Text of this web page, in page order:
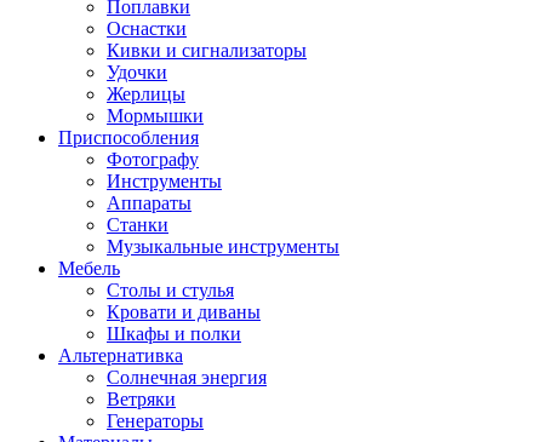
Поплавки
Оснастки
Кивки и сигнализаторы
Удочки
Жерлицы
Мормышки
Приспособления
Фотографу
Инструменты
Аппараты
Станки
Музыкальные инструменты
Мебель
Столы и стулья
Кровати и диваны
Шкафы и полки
Альтернативка
Солнечная энергия
Ветряки
Генераторы